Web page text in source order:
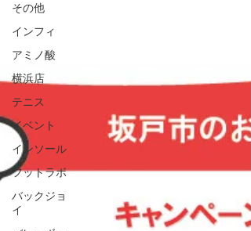
その他
インフィ
アミノ酸
横浜店
テニス
イベント
インソール
フットラボ
バックジョ
イ